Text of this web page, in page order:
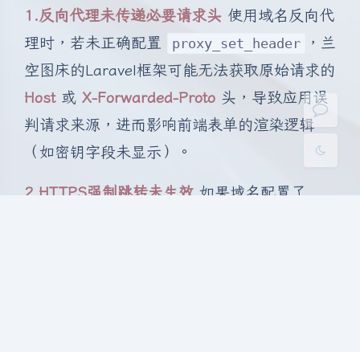
浅阴影 深阴影
1.反向代理未传递必要请求头 使用域名反向代
理时，若未正确配置
proxy_set_header
，兰
空图床的Laravel框架可能无法获取原始请求的
Host或 X-Forwarded-Proto 头，导致应用误
判请求来源，进而影响前端表单的渲染逻辑
（如密钥字段未显示）。
2.HTTPS强制跳转未生效 如果域名配置了